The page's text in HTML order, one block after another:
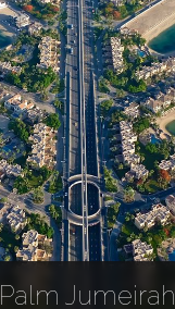
Palm Jumeirah